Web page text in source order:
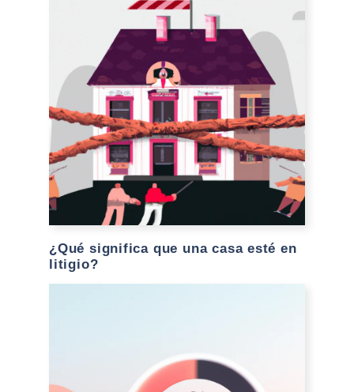
¿Qué significa que una casa esté en
litigio?